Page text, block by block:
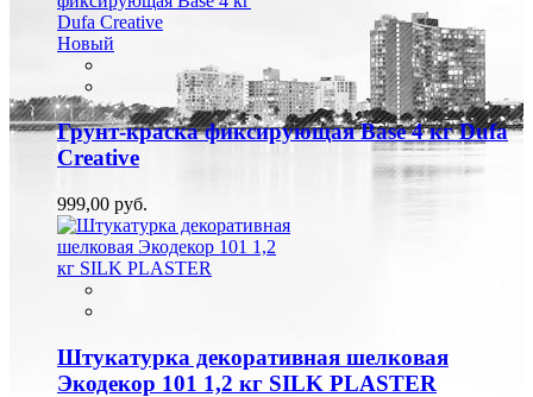
Новый
Грунт-краска фиксирующая Base 4 кг Dufa
Creative
999,00 руб.
Штукатурка декоративная шелковая
Экодекор 101 1,2 кг SILK PLASTER